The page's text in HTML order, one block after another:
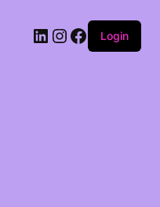
LinkedIn
Instagram
Facebook
Login